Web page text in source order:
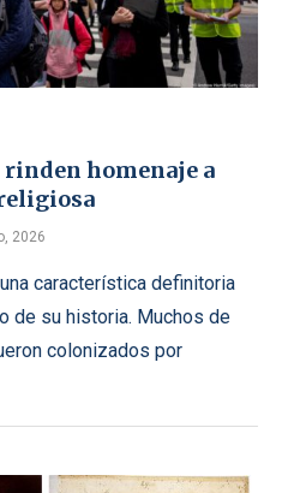
rinden homenaje a
2026
característica definitoria
de su historia. Muchos de
colonizados por